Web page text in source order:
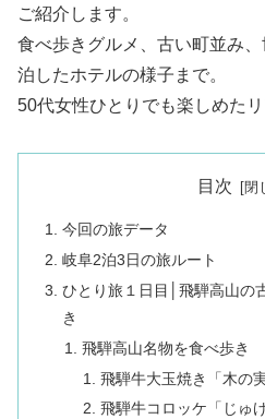
ご紹介します。
食べ歩きグルメ、古い町並み
泊したホテルの様子まで。
50代女性ひとりでも楽しめた
目次
今回の旅データ
岐阜2泊3日の旅ルート
ひとり旅１日目│飛騨高山の
き
飛騨高山名物を食べ歩き
飛騨牛大玉焼き「木の実
飛騨牛コロッケ「じゅげ